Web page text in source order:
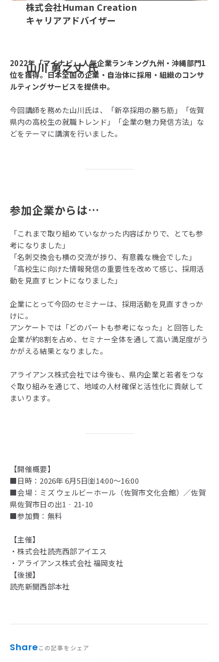
株式会社Human Creation
キャリアアドバイザー
山川 勇之丈 氏
2022年「マイナビ」 人気企業ランキング九州・沖縄部門1
位を獲得。日本全国の企業・自治体に採用・組織のコンサ
ルティングサービスを提供中。
今回講師を務めた山川氏は、「新卒採用の勝ち筋」「佐賀
県内の高校生の就職トレンド」「企業の魅力発信方法」な
どをテーマに講演を行いました。
参加企業からは…
「これまで取り組めていなかった内容ばかりで、とても参
考になりました」
「名刺交換会も横の交流が捗り、有意義な機会でした」
「高校生に向けた情報発信の重要性を改めて感じ、採用活
動を見直すヒントになりました」
企業にとって今回のセミナーは、採用活動を見直すきっか
けに。
アンケートでは「どのパートも参考になった」と回答した
企業が約8割を占め、セミナー全体を通して高い満足度がう
かがえる結果となりました。
アライアンス株式会社では今後も、県内企業と若者をつな
ぐ取り組みを通じて、地域の人材確保と活性化に貢献して
まいります。
【開催概要】
■日時：2026年 6月5日㈮14:00～16:00
■会場：ミズ ウェルビーホール（佐賀市文化会館）／佐賀
県佐賀市日の出1‐21-10
■参加費：無料
【主催】
・株式会社読売西部アイエス
・アライアンス株式会社 福岡支社
【後援】
読売新聞西部本社
Shareこの記事をシェア